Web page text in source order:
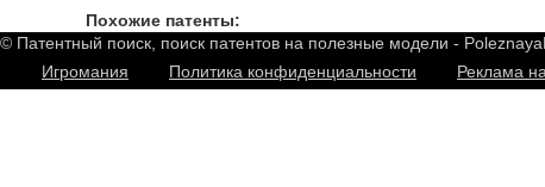
Похожие патенты:
© Патентный поиск, поиск патентов на полезные модели -
Игромания
Политика конфиденциальности Реклама